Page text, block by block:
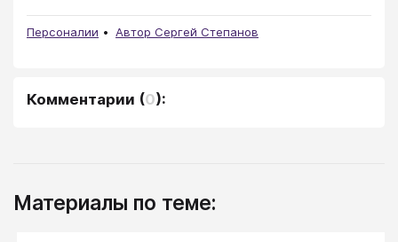
Персоналии Автор Сергей Степанов
Комментарии (0):
Материалы по теме: